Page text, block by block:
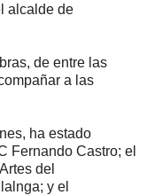
alcalde de
de entre las
a las
ha estado
Fernando Castro; el
del
y el